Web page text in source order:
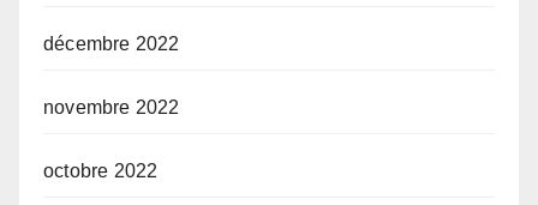
décembre 2022
novembre 2022
octobre 2022